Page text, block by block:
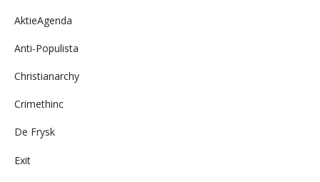
AktieAgenda
Anti-Populista
Christianarchy
Crimethinc
De Frysk
Exit